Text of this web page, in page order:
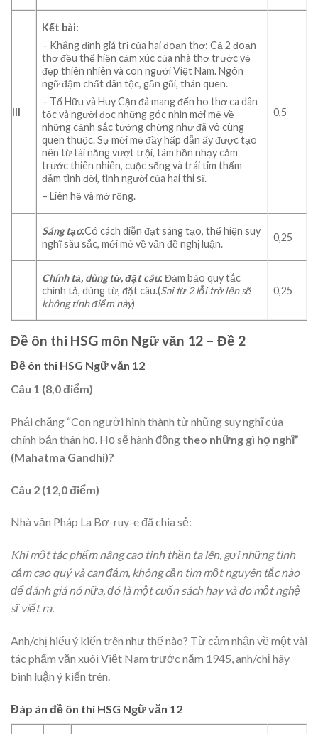
III
Kết bài:
– Khẳng định giá trị của hai đoạn thơ: Cả 2 đoạn
thơ đều thể hiện cảm xúc của nhà thơ trước vẻ
đẹp thiên nhiên và con người Việt Nam. Ngôn
ngữ đậm chất dân tộc, gần gũi, thân quen.
– Tố Hữu và Huy Cận đã mang đến ho thơ ca dân
tộc và người đọc những góc nhìn mới mẻ về
những cảnh sắc tưởng chừng như đã vô cùng
quen thuộc. Sự mới mẻ đầy hấp dẫn ấy được tạo
nên từ tài năng vượt trội, tâm hồn nhạy cảm
trước thiên nhiên, cuộc sống và trái tim thấm
đẫm tình đời, tình người của hai thi sĩ.
– Liên hệ và mở rộng.
0,5
Sáng tạo:Có cách diễn đạt sáng tạo, thể hiện suy
nghĩ sâu sắc, mới mẻ về vấn đề nghị luận.
0,25
Chính tả, dùng từ, đặt câu:Đảm bảo quy tắc
chính tả, dùng từ, đặt câu.(Sai từ 2 lỗi trở lên sẽ
không tính điểm này)
0,25
Đề ôn thi HSG môn Ngữ văn 12 – Đề 2
Đề ôn thi HSG Ngữ văn 12
Câu 1 (8,0 điểm)
Phải chăng “Con người hình thành từ những suy nghĩ của
chính bản thân họ. Họ sẽ hành động theo những gì họ nghĩ”
(Mahatma Gandhi)?
Câu 2 (12,0 điểm)
Nhà văn Pháp La Bơ-ruy-e đã chia sẻ:
Khi một tác phẩm nâng cao tinh thần ta lên, gợi những tình
cảm cao quý và can đảm, không cần tìm một nguyên tắc nào
để đánh giá nó nữa, đó là một cuốn sách hay và do một nghệ
sĩ viết ra.
Anh/chị hiểu ý kiến trên như thế nào? Từ cảm nhận về một vài
tác phẩm văn xuôi Việt Nam trước năm 1945, anh/chị hãy
bình luận ý kiến trên.
Đáp án đề ôn thi HSG Ngữ văn 12